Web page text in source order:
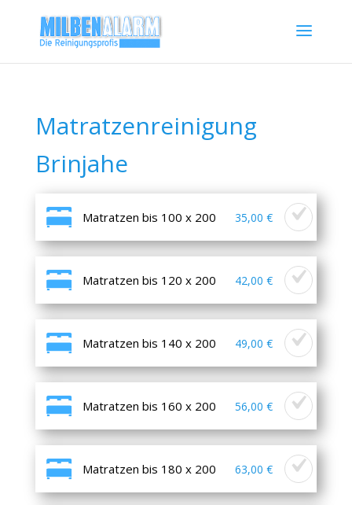
Matratzenreinigung
Brinjahe
Matratzen bis 100 x 200 35,00 €
Matratzen bis 120 x 200 42,00 €
Matratzen bis 140 x 200 49,00 €
Matratzen bis 160 x 200 56,00 €
Matratzen bis 180 x 200 63,00 €